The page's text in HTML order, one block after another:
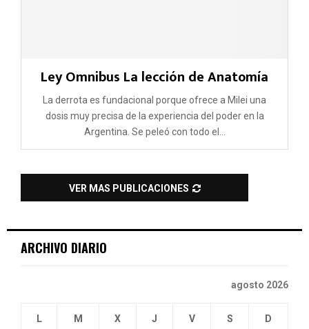
Ley Omnibus La lección de Anatomía
La derrota es fundacional porque ofrece a Milei una
dosis muy precisa de la experiencia del poder en la
Argentina. Se peleó con todo el...
VER MAS PUBLICACIONES
ARCHIVO DIARIO
agosto 2026
L M X J V S D